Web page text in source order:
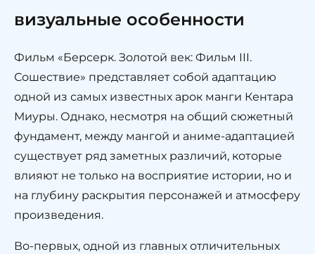
визуальные особенности
Фильм «Берсерк. Золотой век: Фильм III.
Сошествие» представляет собой адаптацию
одной из самых известных арок манги Кентара
Миуры. Однако, несмотря на общий сюжетный
фундамент, между мангой и аниме-адаптацией
существует ряд заметных различий, которые
влияют не только на восприятие истории, но и
на глубину раскрытия персонажей и атмосферу
произведения.
Во-первых, одной из главных отличительных